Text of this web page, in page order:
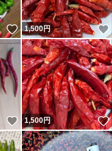
いいね！
1,500円
いいね！
1,500円